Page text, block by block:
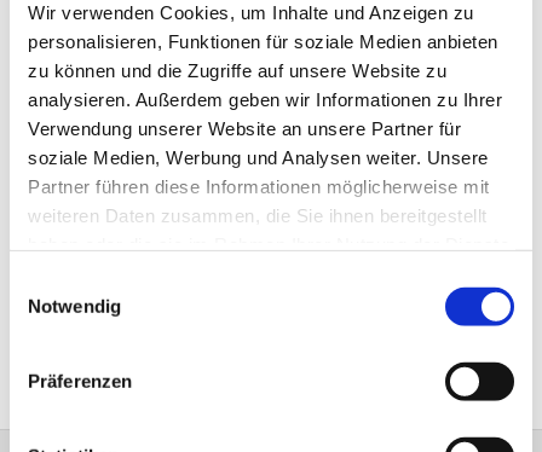
Wir verwenden Cookies, um Inhalte und Anzeigen zu
personalisieren, Funktionen für soziale Medien anbieten
zu können und die Zugriffe auf unsere Website zu
analysieren. Außerdem geben wir Informationen zu Ihrer
Verwendung unserer Website an unsere Partner für
soziale Medien, Werbung und Analysen weiter. Unsere
Partner führen diese Informationen möglicherweise mit
weiteren Daten zusammen, die Sie ihnen bereitgestellt
Notwendig
Präferenzen